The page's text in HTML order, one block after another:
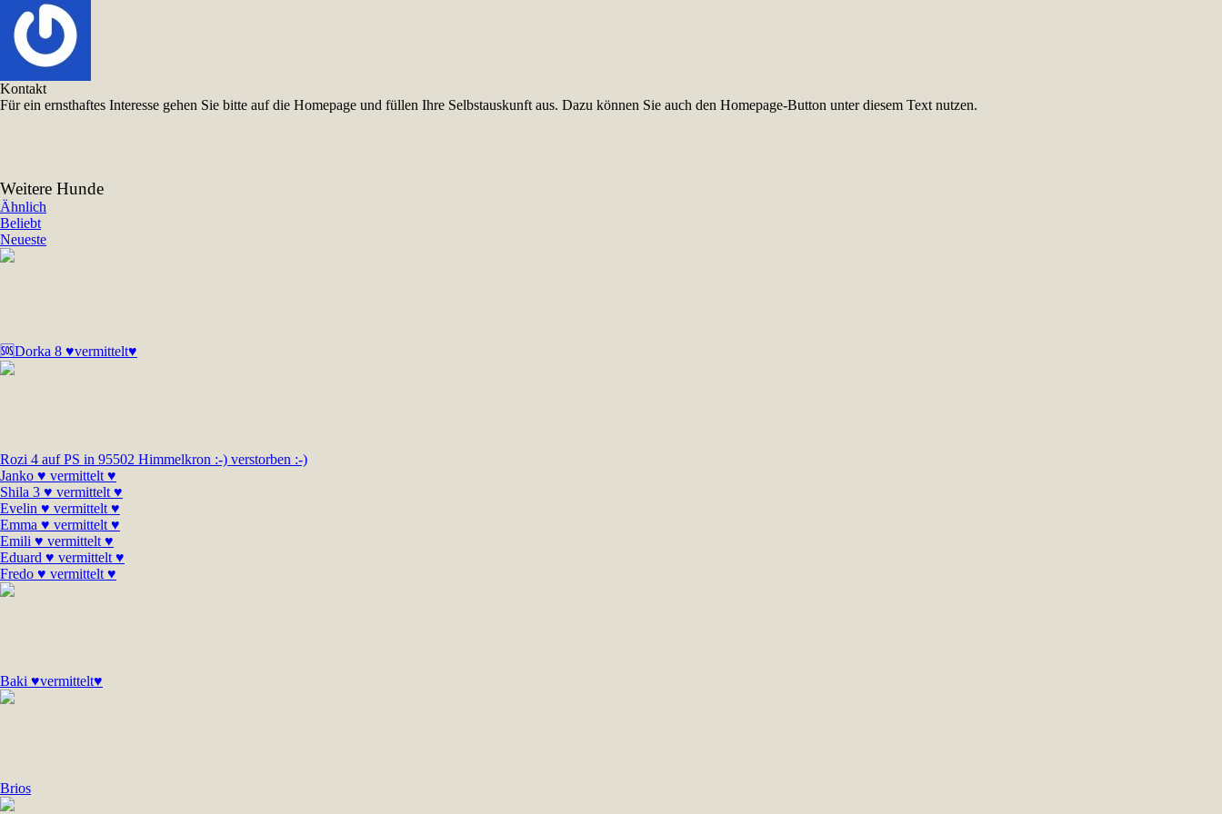
Kontakt
Für ein ernsthaftes Interesse gehen Sie bitte auf die Homepage und füllen Ihre Selbstauskunft aus. Dazu können Sie auch den Homepage-Button unter diesem Text nutzen.
Weitere Hunde
Ähnlich
Beliebt
Neueste
🆘Dorka 8 ♥vermittelt♥
Rozi 4 auf PS in 95502 Himmelkron :-) verstorben :-)
Janko ♥ vermittelt ♥
Shila 3 ♥ vermittelt ♥
Evelin ♥ vermittelt ♥
Emma ♥ vermittelt ♥
Emili ♥ vermittelt ♥
Eduard ♥ vermittelt ♥
Fredo ♥ vermittelt ♥
Baki ♥vermittelt♥
Brios